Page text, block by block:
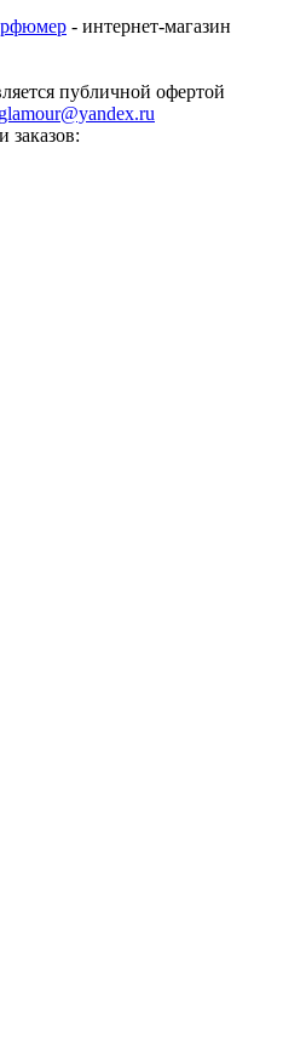
- интернет-магазин
публичной офертой
заказов: